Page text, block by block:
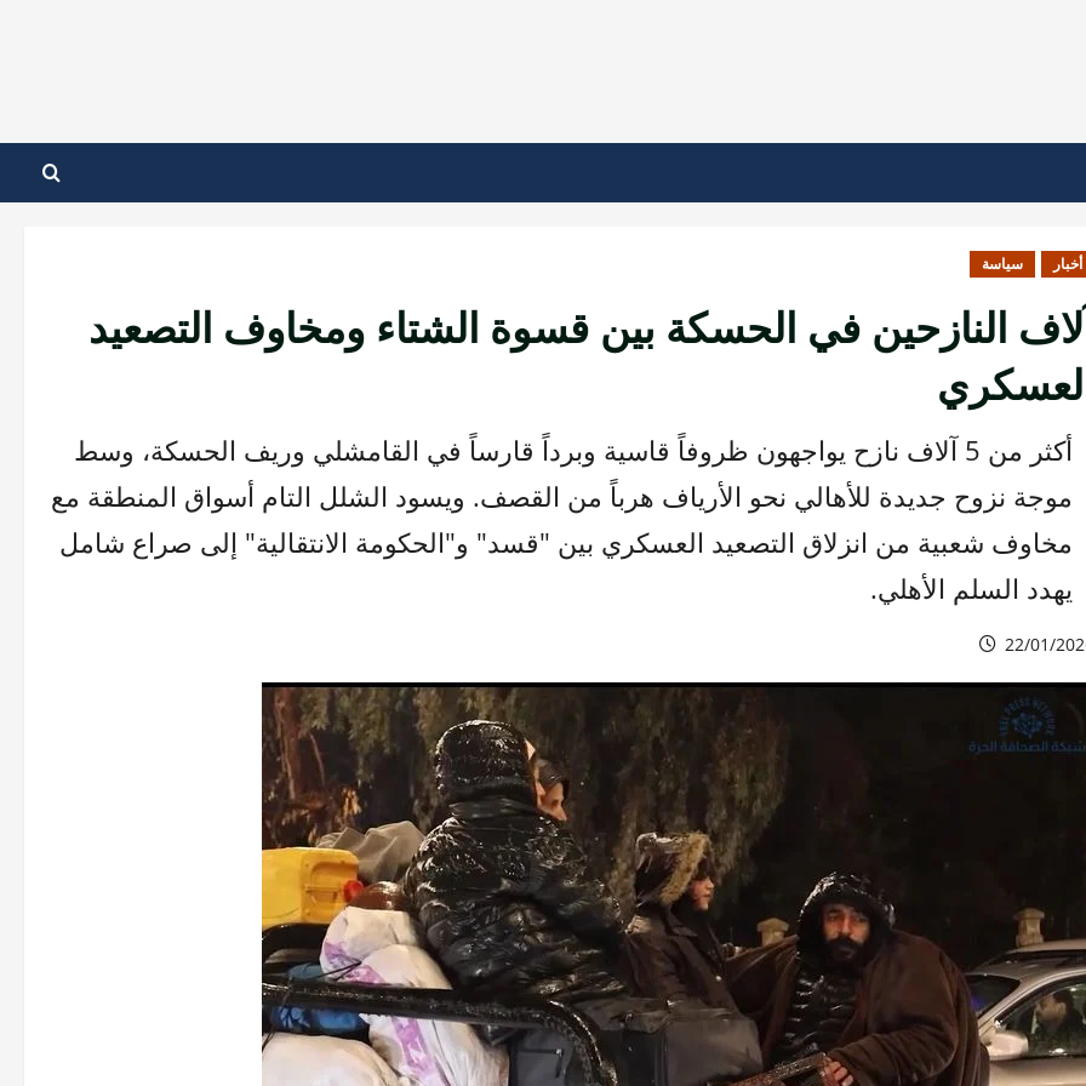
أخبار سياسة
النازحين في الحسكة بين قسوة الشتاء ومخاوف التصعيد
أكثر من 5 آلاف نازح يواجهون ظروفاً قاسية وبرداً قارساً في القامشلي وريف الحسكة، وسط
موجة نزوح جديدة للأهالي نحو الأرياف هرباً من القصف. ويسود الشلل التام أسواق المنطقة مع
مخاوف شعبية من انزلاق التصعيد العسكري بين "قسد" و"الحكومة الانتقالية" إلى صراع شامل
يهدد السلم الأهلي.
22/01/